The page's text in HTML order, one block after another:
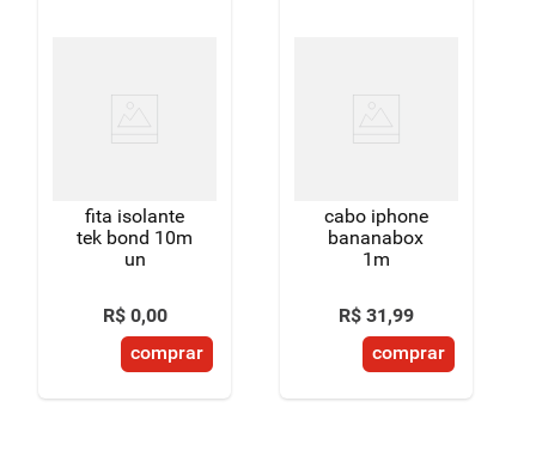
fita isolante
tek bond 10m
un
R$ 0,00
comprar
cabo iphone
bananabox
1m
R$ 31,99
comprar